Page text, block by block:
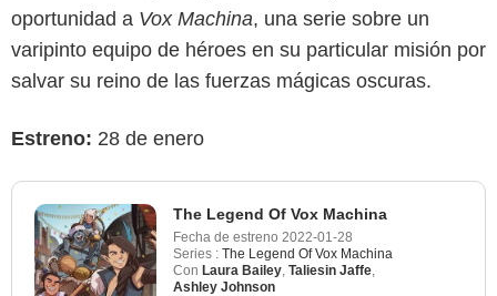
oportunidad a Vox Machina, una serie sobre un
varipinto equipo de héroes en su particular misión por
salvar su reino de las fuerzas mágicas oscuras.
Estreno: 28 de enero
The Legend Of Vox Machina
Fecha de estreno 2022-01-28
Series : The Legend Of Vox Machina
Con Laura Bailey Taliesin Jaffe
Ashley Johnson